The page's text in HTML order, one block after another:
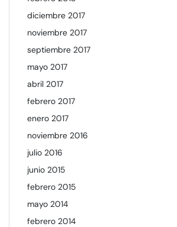
diciembre 2017
noviembre 2017
septiembre 2017
mayo 2017
abril 2017
febrero 2017
enero 2017
noviembre 2016
julio 2016
junio 2015
febrero 2015
mayo 2014
febrero 2014